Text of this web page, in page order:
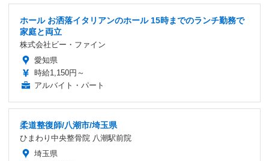
ホール お洒落イタリアンのホール 15時までのランチ勤務で
家庭と両立
株式会社ビー・ファイン
愛知県
時給1,150円～
アルバイト・パート
柔道整復師/八潮市/埼玉県
ひまわり中央整骨院 八潮駅前院
埼玉県